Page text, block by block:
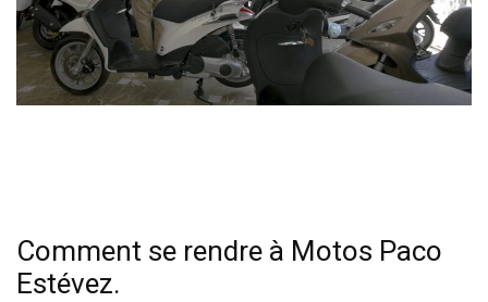
Comment se rendre à Motos Paco
Estévez.